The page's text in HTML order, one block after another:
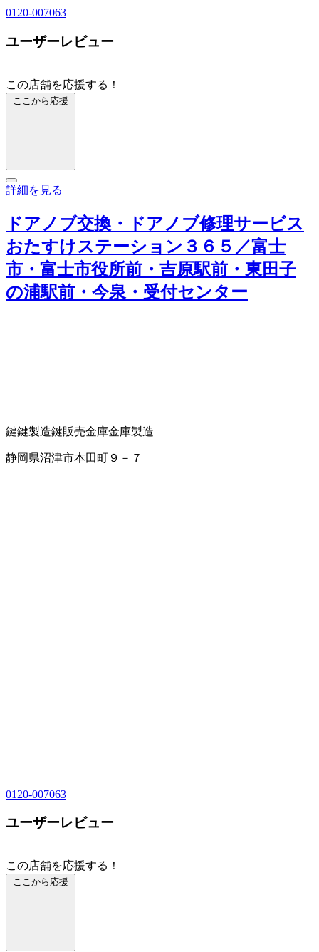
0120-007063
ユーザーレビュー
この店舗を応援する！
ここから応援
詳細を見る
ドアノブ交換・ドアノブ修理サービス
おたすけステーション３６５／富士
市・富士市役所前・吉原駅前・東田子
の浦駅前・今泉・受付センター
鍵鍵製造鍵販売金庫金庫製造
静岡県沼津市本田町９－７
0120-007063
ユーザーレビュー
この店舗を応援する！
ここから応援